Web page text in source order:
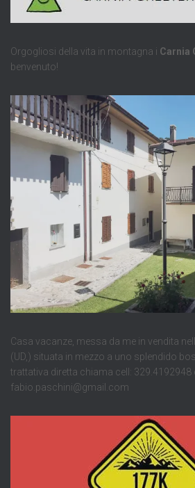
Orgogliosi della vita in montagna i Carnia
benvenuto!
Casa vacanze, messa da me in vendita
(UD,) situata in mezzo a uno splendido
trattativa diretta chiama cell: 329.4192948
fabio.paschini@gmail.com